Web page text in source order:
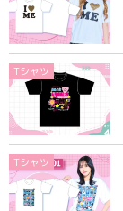
Tシャツ
Tシャツ